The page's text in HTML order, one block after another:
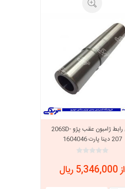
میل رابط ژامبون عقب پژو 206SD-
207 دینا پارت 1604046
از 5,346,000 ریال